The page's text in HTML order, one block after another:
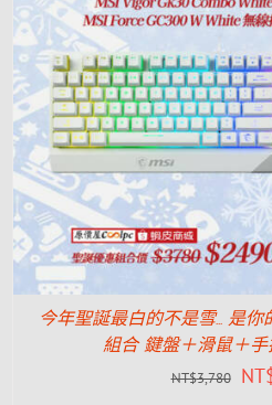
今年聖誕最白的不是雪… 是
組合 鍵盤＋滑鼠＋
NT$3,780